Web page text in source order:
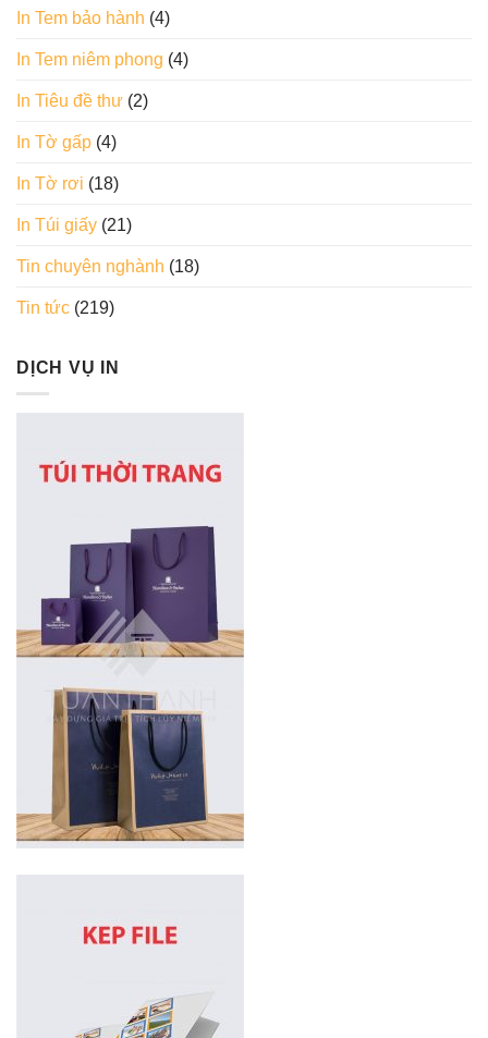
In Tem bảo hành (4)
In Tem niêm phong (4)
In Tiêu đề thư (2)
In Tờ gấp (4)
In Tờ rơi (18)
In Túi giấy (21)
Tin chuyên nghành (18)
Tin tức (219)
DỊCH VỤ IN